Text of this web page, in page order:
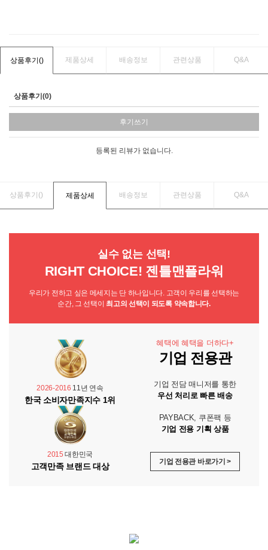
상품후기() 제품상세 배송정보 관련상품 Q&A
상품후기(0)
후기쓰기
등록된 리뷰가 없습니다.
상품후기() 제품상세 배송정보 관련상품 Q&A
실수 없는 선택!
RIGHT CHOICE! 젠틀맨플라워
우리가 전하고 싶은 메세지는 단 하나입니다. 고객이 우리를 선택하는
순간, 그 선택이 최고의 선택이 되도록 약속합니다.
2026-2016 11년 연속
한국 소비자만족지수 1위
2015 대한민국
고객만족 브랜드 대상
혜택에 혜택을 더하다+
기업 전용관
기업 전담 매니저를 통한
우선 처리로 빠른 배송
PAYBACK, 쿠폰팩 등
기업 전용 기획 상품
기업 전용관 바로가기 >